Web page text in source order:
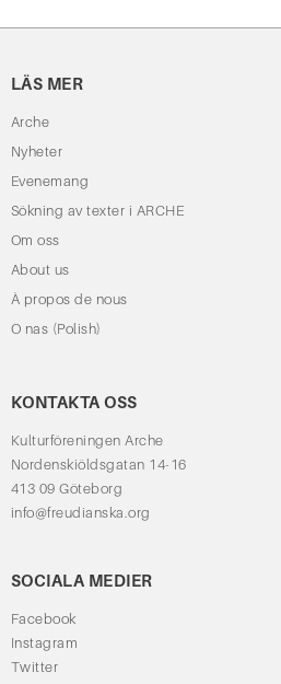
LÄS MER
Arche
Nyheter
Evenemang
Sökning av texter i ARCHE
Om oss
About us
À propos de nous
O nas (Polish)
KONTAKTA OSS
Kulturföreningen Arche
Nordenskiöldsgatan 14-16
413 09 Göteborg
info@freudianska.org
SOCIALA MEDIER
Facebook
Instagram
Twitter